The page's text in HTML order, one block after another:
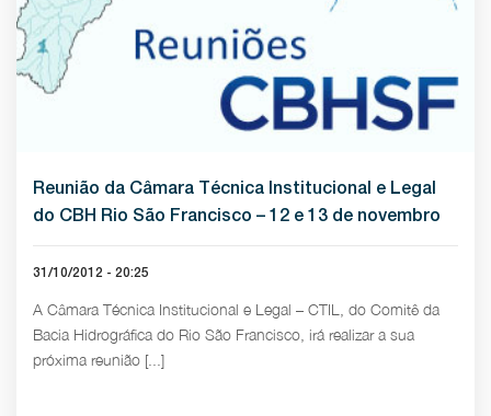
Reunião da Câmara Técnica Institucional e Legal
do CBH Rio São Francisco – 12 e 13 de novembro
31/10/2012 - 20:25
A Câmara Técnica Institucional e Legal – CTIL, do Comitê da
Bacia Hidrográfica do Rio São Francisco, irá realizar a sua
próxima reunião [...]